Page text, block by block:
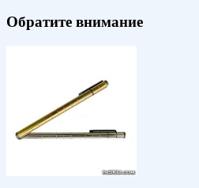
Обратите внимание